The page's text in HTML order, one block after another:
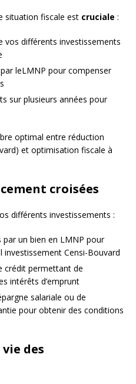
situation fiscale est cruciale :
vos différents investissements
leLMNP pour compenser
sur plusieurs années pour
optimal entre réduction
et optimisation fiscale à
croisées
différents investissements :
par un bien en LMNP pour
investissement Censi-Bouvard
crédit permettant de
intérêts d’emprunt
salariale ou de
pour obtenir des conditions
des